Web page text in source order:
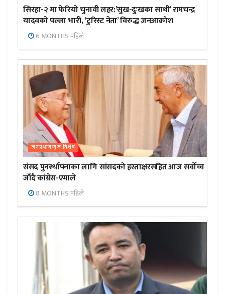
सिरहा-२ मा फेरियो चुनावी लहर:’सुख-दुःखका साथी’ रामचन्द्र
यादवको पल्ला भारी, ‘टुरिस्ट नेता’ विरुद्ध जनआक्रोश
6 MONTHS पहिले
जनप्रभाबन्युज विशेष
संसद पुनर्स्थापनाका लागि सांसदको हस्ताक्षरसहित आज सर्वोच्च
जाँदै कांग्रेस-एमाले
8 MONTHS पहिले